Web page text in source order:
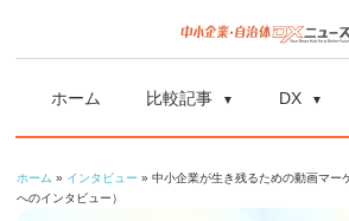
へ
中
小
企
中
企
の
ホーム 比較記事 DX
ホーム » インタビュー » 中小企業が生き残るための動画マー
へのインタビュー）